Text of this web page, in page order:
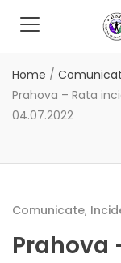
Home /
Prahova – Rata
04.07.2022
Comunicate,
Prahova